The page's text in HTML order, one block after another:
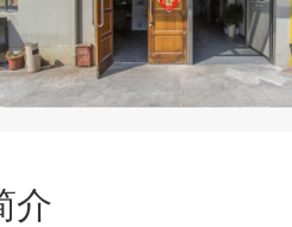
介